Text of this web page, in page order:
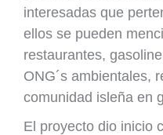
interesadas que
ellos se pueden
restaurantes,
ONG´s ambientales,
comunidad isleña en
El proyecto dio inicio